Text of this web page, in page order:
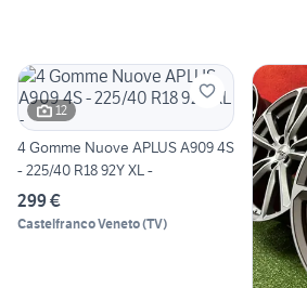
12
4 Gomme Nuove APLUS A909 4S
- 225/40 R18 92Y XL -
299 €
Castelfranco Veneto(TV)